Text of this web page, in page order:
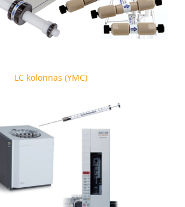
LC kolonnas (YMC)